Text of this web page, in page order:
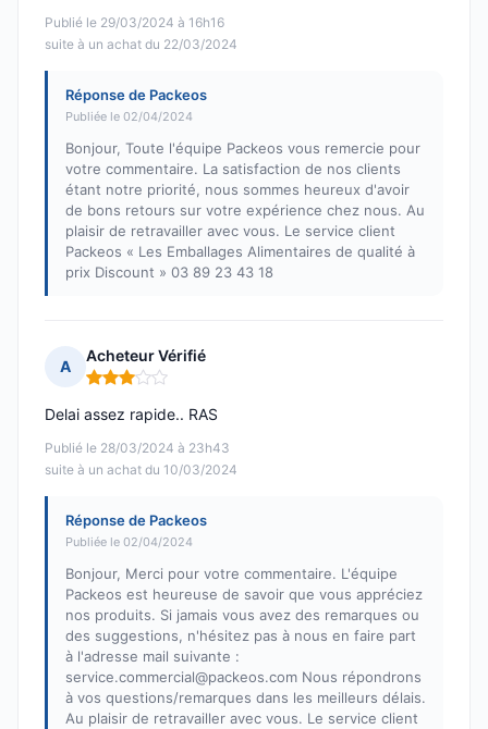
Publié le 29/03/2024 à 16h16
suite à un achat du 22/03/2024
Réponse de Packeos
Publiée le 02/04/2024
Bonjour, Toute l'équipe Packeos vous remercie pour
votre commentaire. La satisfaction de nos clients
étant notre priorité, nous sommes heureux d'avoir
de bons retours sur votre expérience chez nous. Au
plaisir de retravailler avec vous. Le service client
Packeos « Les Emballages Alimentaires de qualité à
prix Discount » 03 89 23 43 18
A
Acheteur Vérifié
Note : 3 sur 5
Publié le 28/03/2024 à 23h43
suite à un achat du 10/03/2024
Delai assez rapide.. RAS
Réponse de Packeos
Publiée le 02/04/2024
Bonjour, Merci pour votre commentaire. L'équipe
Packeos est heureuse de savoir que vous appréciez
nos produits. Si jamais vous avez des remarques ou
des suggestions, n'hésitez pas à nous en faire part
à l'adresse mail suivante :
service.commercial@packeos.com Nous répondrons
à vos questions/remarques dans les meilleurs délais.
Au plaisir de retravailler avec vous. Le service client